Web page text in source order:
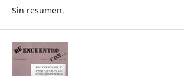
Sin resumen.